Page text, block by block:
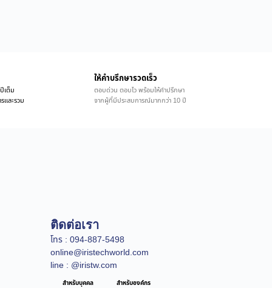
เต็ม
และรวม
ให้คำบรึกษารวดเร็ว
ตอบด่วน ตอบไว พร้อมให้คำปรึกษา
จากผู้ที่มีประสบการณ์มากกว่า 10 ปี
ติดต่อเรา
โทร : 094-887-5498
online@iristechworld.com
line : @iristw.com
สำหรับบุคคล สำหรับองค์กร